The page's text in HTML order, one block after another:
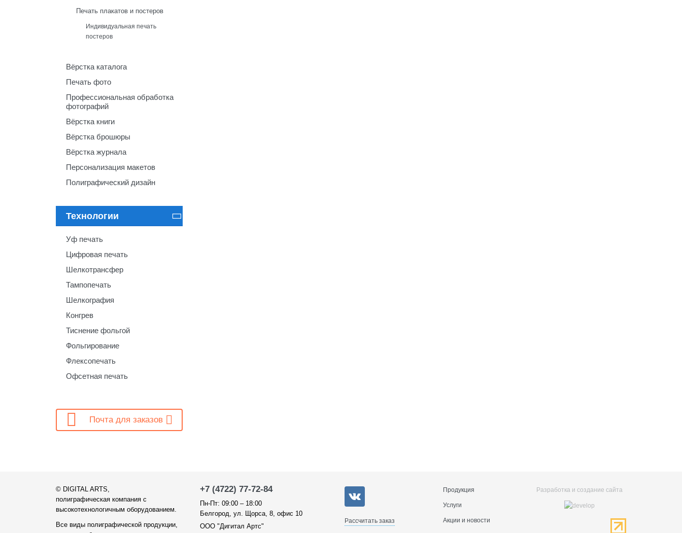
Печать плакатов и постеров
Индивидуальная печать
постеров
Вёрстка каталога
Печать фото
Профессиональная обработка
фотографий
Вёрстка книги
Вёрстка брошюры
Вёрстка журнала
Персонализация макетов
Полиграфический дизайн
Технологии 
Уф печать
Цифровая печать
Шелкотрансфер
Тампопечать
Шелкография
Конгрев
Тиснение фольгой
Фольгирование
Флексопечать
Офсетная печать
 Почта для заказов
© DIGITAL ARTS,
полиграфическая компания с
высокотехнологичным оборудованием.
Все виды полиграфической продукции,
+7 (4722) 77-72-84
Пн-Пт: 09:00 – 18:00
Белгород, ул. Щорса, 8, офис 10
ООО "Дигитал Артс"
Продукция
Услуги
Акции и новости
Рассчитать заказ
Разработка и создание сайта